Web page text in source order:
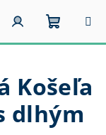
Prihlásenie
košík
Košeľa
dlhým